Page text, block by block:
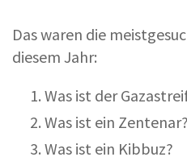
Das waren die
diesem Jahr:
Was ist der
Was ist ein Zentenar?
Was ist ein Kibbuz?